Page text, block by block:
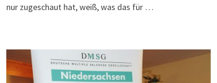
nur zugeschaut hat, weiß, was das für …